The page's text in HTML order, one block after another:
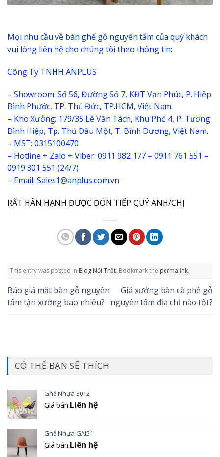
Mọi nhu cầu về bàn ghế gỗ nguyên tấm của quý khách
vui lòng liên hệ cho chúng tôi theo thông tin:
Công Ty TNHH ANPLUS
– Showroom: Số 56, Đường Số 7, KĐT Vạn Phúc, P. Hiệp
Bình Phước, TP. Thủ Đức, TP.HCM, Việt Nam.
– Kho Xưởng: 179/35 Lê Văn Tách, Khu Phố 4, P. Tương
Bình Hiệp, Tp. Thủ Dầu Một, T. Bình Dương, Việt Nam.
– MST: 0315100470
– Hotline + Zalo + Viber: 0911 982 177 – 0911 761 551 –
0919 801 551 (24/7)
– Email: Sales1@anplus.com.vn
RẤT HÂN HẠNH ĐƯỢC ĐÓN TIẾP QUÝ ANH/CHỊ
This entry was posted in Blog Nội Thất. Bookmark the permalink.
Báo giá mặt bàn gỗ nguyên
tấm tận xưởng bao nhiêu?
Giá xưởng bàn cà phê gỗ
nguyên tấm địa chỉ nào tốt?
CÓ THỂ BẠN SẼ THÍCH
Ghế Nhựa 3012
Giá bán:Liên hệ
Ghế Nhựa GAI51
Giá bán:Liên hệ